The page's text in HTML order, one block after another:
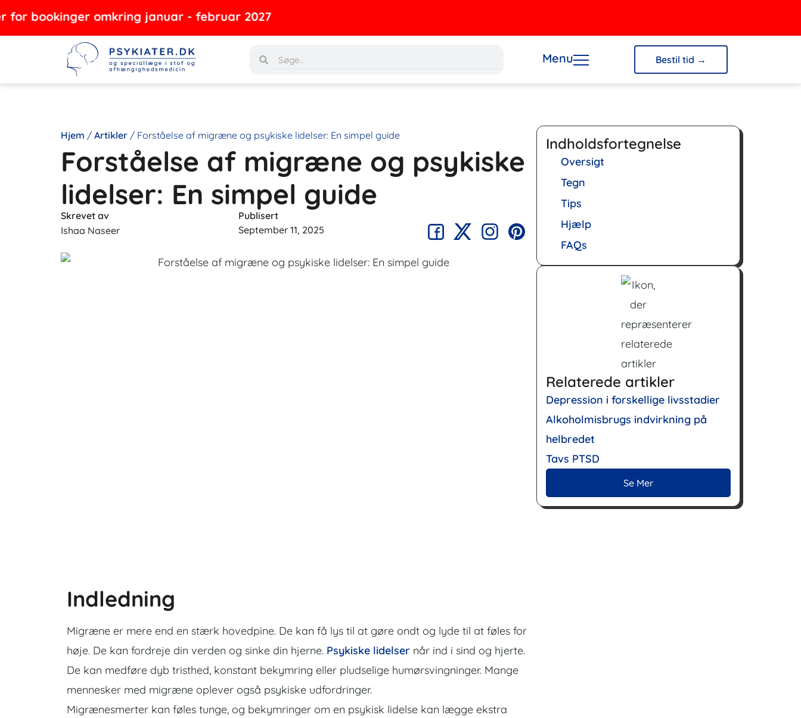
Gå
omkring januar - februar 2027
Menu Bestil tid →
Hjem / Artikler / Forståelse af migræne og psykiske lidelser: En simpel guide
Forståelse af migræne og psykiske
lidelser: En simpel guide
Skrevet av
Ishaa Naseer
Publisert
September 11, 2025
Indledning
Migræne er mere end en stærk hovedpine. De kan få lys til at gøre ondt og lyde til at føles for
høje. De kan fordreje din verden og sinke din hjerne. Psykiske lidelser når ind i sind og hjerte.
De kan medføre dyb tristhed, konstant bekymring eller pludselige humørsvingninger. Mange
mennesker med migræne oplever også psykiske udfordringer.
Migrænesmerter kan føles tunge, og bekymringer om en psykisk lidelse kan lægge ekstra
Indholdsfortegnelse
Oversigt
Tegn
Tips
Hjælp
FAQs
Relaterede artikler
Depression i forskellige livsstadier
Alkoholmisbrugs indvirkning på
helbredet
Tavs PTSD
Se Mer